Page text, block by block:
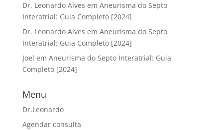
Dr. Leonardo Alves em Aneurisma do Septo
Interatrial: Guia Completo [2024]
Dr. Leonardo Alves em Aneurisma do Septo
Interatrial: Guia Completo [2024]
Joel em Aneurisma do Septo Interatrial: Guia
Completo [2024]
Menu
Dr.Leonardo
Agendar consulta